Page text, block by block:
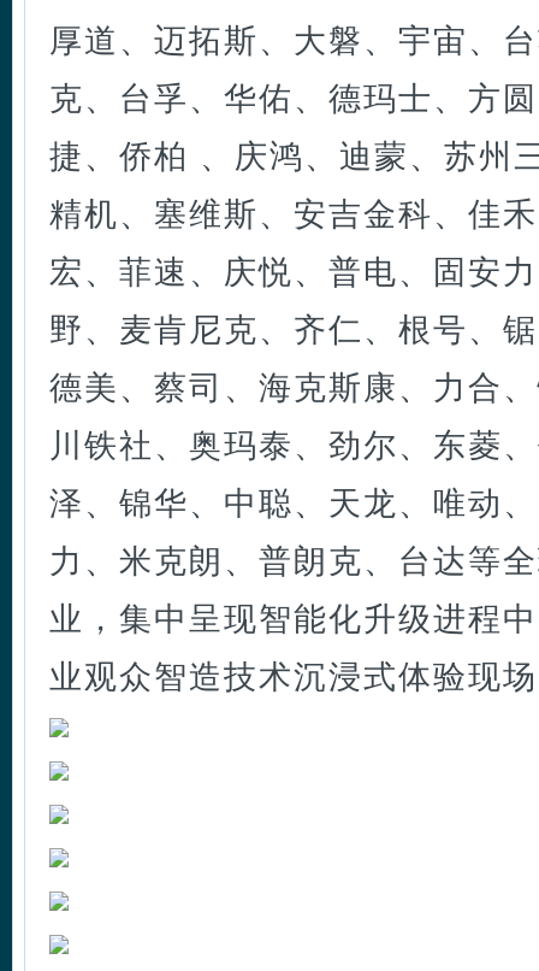
厚道、迈拓斯、大磐、宇宙、
克、台孚、华佑、德玛士、方
捷、侨柏 、庆鸿、迪蒙、苏州
精机、塞维斯、安吉金科、佳
宏、菲速、庆悦、普电、固安
野、麦肯尼克、齐仁、根号、
德美、蔡司、海克斯康、力合
川铁社、奥玛泰、劲尔、东菱
泽、锦华、中聪、天龙、唯动
力、米克朗、普朗克、台达等
业，集中呈现智能化升级进程
业观众智造技术沉浸式体验现